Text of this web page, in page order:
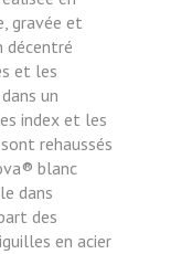
gravée et
décentré
et les
un
index et les
rehaussés
blanc
dans
des
en acier